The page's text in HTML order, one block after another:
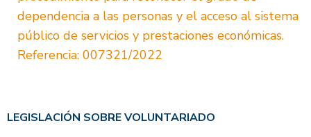
dependencia a las personas y el acceso al sistema
público de servicios y prestaciones económicas.
Referencia: 007321/2022
LEGISLACIÓN SOBRE VOLUNTARIADO